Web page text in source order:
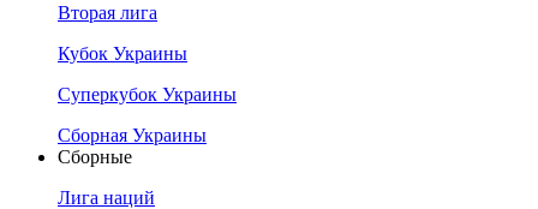
Вторая лига
Кубок Украины
Суперкубок Украины
Сборная Украины
Сборные
Лига наций